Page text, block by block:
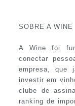
SOBRE A WINE
A Wine foi
conectar
empresa, que
investir em
clube de
ranking de